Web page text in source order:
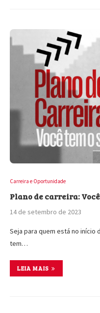
Carreira e Oportunidade
Plano de carreira: Você
14 de setembro de 2023
Seja para quem está no início
tem…
LEIA MAIS